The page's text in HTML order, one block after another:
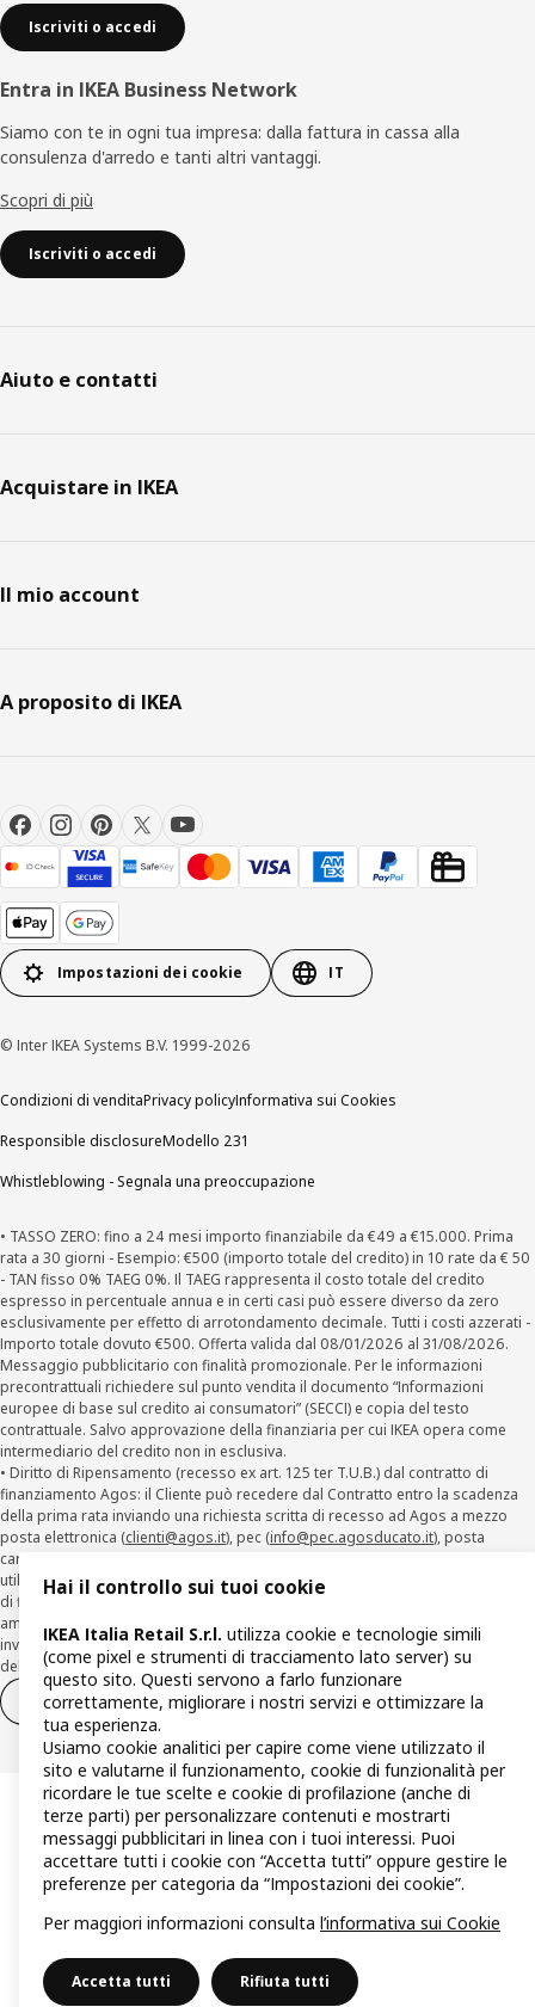
Iscriviti o accedi
Entra in IKEA Business Network
Siamo con te in ogni tua impresa: dalla fattura in cassa alla
consulenza d'arredo e tanti altri vantaggi.
Scopri di più
Iscriviti o accedi
Aiuto e contatti
Acquistare in IKEA
Il mio account
A proposito di IKEA
Impostazioni dei cookie IT
© Inter IKEA Systems B.V. 1999-2026
Condizioni di venditaPrivacy policyInformativa sui Cookies
Responsible disclosureModello 231
Whistleblowing - Segnala una preoccupazione
• TASSO ZERO: fino a 24 mesi importo finanziabile da €49 a €15.000. Prima
rata a 30 giorni - Esempio: €500 (importo totale del credito) in 10 rate da € 50
- TAN fisso 0% TAEG 0%. Il TAEG rappresenta il costo totale del credito
espresso in percentuale annua e in certi casi può essere diverso da zero
esclusivamente per effetto di arrotondamento decimale. Tutti i costi azzerati -
Importo totale dovuto €500. Offerta valida dal 08/01/2026 al 31/08/2026.
Messaggio pubblicitario con finalità promozionale. Per le informazioni
precontrattuali richiedere sul punto vendita il documento “Informazioni
europee di base sul credito ai consumatori” (SECCI) e copia del testo
contrattuale. Salvo approvazione della finanziaria per cui IKEA opera come
intermediario del credito non in esclusiva.
• Diritto di Ripensamento (recesso ex art. 125 ter T.U.B.) dal contratto di
finanziamento Agos: il Cliente può recedere dal Contratto entro la scadenza
della prima rata inviando una richiesta scritta di recesso ad Agos a mezzo
posta elettronica (clienti@agos.it), pec (info@pec.agosducato.it), posta
cartacea (Viale Fulvio Testi, 280 - 20126 Milano) e per via telematica –
utilizzando la funzionalità sul sitowww.agos.it(“Recesso”) - anche per richieste
di finanziamento effettuate con canali a distanza. In caso di pre-
ammortamento, la comunicazione di recesso da parte del Cliente deve essere
inviata, con le modalità di cui sopra entro 30 giorni dalla data di accettazione
della richiesta di finanziamento.
Diritto di recesso
Diritto di recesso per i servizi
Hai il controllo sui tuoi cookie
IKEA Italia Retail S.r.l. utilizza cookie e tecnologie simili
(come pixel e strumenti di tracciamento lato server) su
questo sito. Questi servono a farlo funzionare
correttamente, migliorare i nostri servizi e ottimizzare la
tua esperienza.
Usiamo cookie analitici per capire come viene utilizzato il
sito e valutarne il funzionamento, cookie di funzionalità per
ricordare le tue scelte e cookie di profilazione (anche di
terze parti) per personalizzare contenuti e mostrarti
messaggi pubblicitari in linea con i tuoi interessi. Puoi
accettare tutti i cookie con “Accetta tutti” oppure gestire le
preferenze per categoria da “Impostazioni dei cookie”.
Per maggiori informazioni consulta l’informativa sui Cookie
Accetta tutti Rifiuta tutti